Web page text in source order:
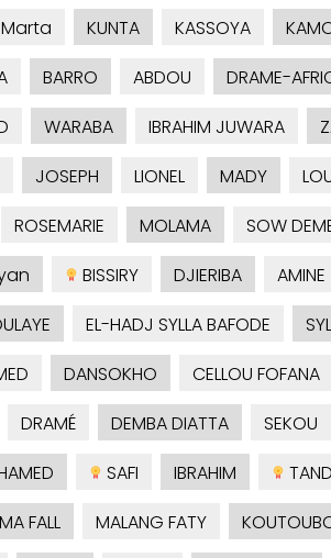
Marta KUNTA KASSOYA
BARRO ABDOU
DRAME-
WARABA IBRAHIM JUWARA
JOSEPH LIONEL MADY
ROSEMARIE MOLAMA
SOW
BISSIRY DJIERIBA
AMINE
EL-HADJ SYLLA BAFODE
DANSOKHO
CELLOU FOFANA
DRAMÉ DEMBA DIATTA
SEKOU
SAFI IBRAHIM
FALL MALANG FATY